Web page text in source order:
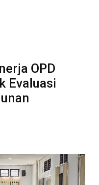
OPD
Evaluasi